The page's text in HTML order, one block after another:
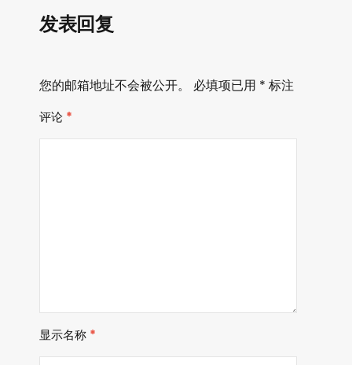
发表回复
您的邮箱地址不会被公开。 必填项已用 * 标注
评论 *
显示名称 *